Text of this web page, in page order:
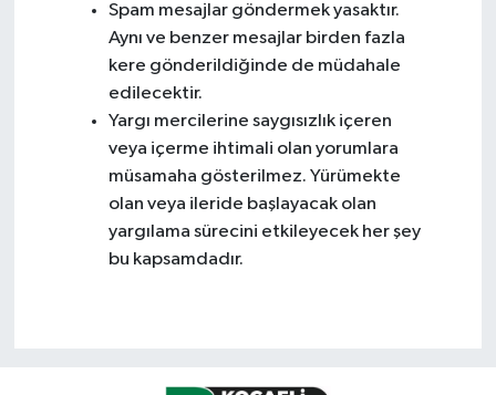
Spam mesajlar göndermek yasaktır.
Aynı ve benzer mesajlar birden fazla
kere gönderildiğinde de müdahale
edilecektir.
Yargı mercilerine saygısızlık içeren
veya içerme ihtimali olan yorumlara
müsamaha gösterilmez. Yürümekte
olan veya ileride başlayacak olan
yargılama sürecini etkileyecek her şey
bu kapsamdadır.